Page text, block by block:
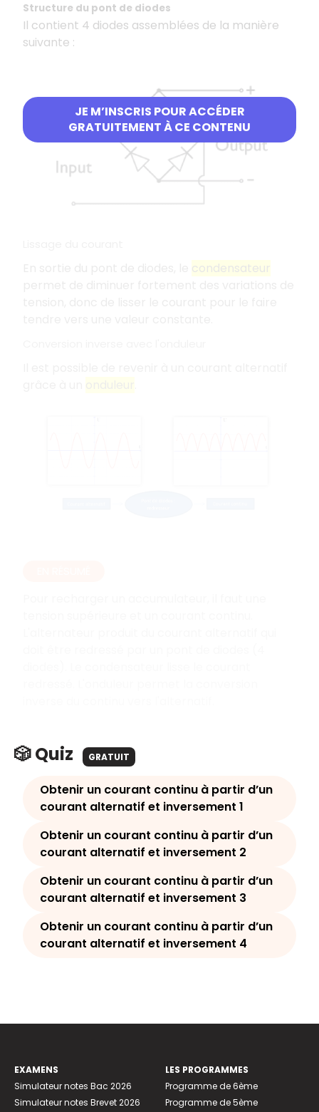
JE M’INSCRIS POUR ACCÉDER
GRATUITEMENT À CE CONTENU
Structure du pont de diodes
Il contient 4 diodes assemblées de la manière
suivante :
condensateur
🎲 Quiz GRATUIT
Obtenir un courant continu à partir d’un
courant alternatif et inversement 1
Obtenir un courant continu à partir d’un
courant alternatif et inversement 2
Obtenir un courant continu à partir d’un
courant alternatif et inversement 3
Obtenir un courant continu à partir d’un
courant alternatif et inversement 4
EXAMENS
Simulateur notes Bac 2026
Simulateur notes Brevet 2026
LES PROGRAMMES
Programme de 6ème
Programme de 5ème